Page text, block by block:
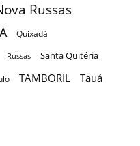
Russas
Quixadá
Russas Santa Quitéria
TAMBORIL Tauá